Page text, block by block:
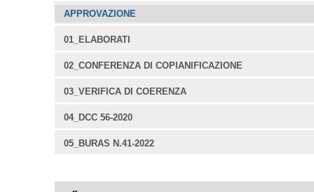
Navigazione
APPROVAZIONE
01_ELABORATI
02_CONFERENZA DI COPIANIFICAZIONE
03_VERIFICA DI COERENZA
04_DCC 56-2020
05_BURAS N.41-2022